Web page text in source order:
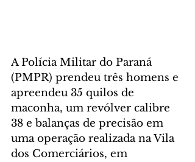
A Polícia Militar do Paraná
(PMPR) prendeu três homens e
apreendeu 35 quilos de
maconha, um revólver calibre
38 e balanças de precisão em
uma operação realizada na Vila
dos Comerciários, em